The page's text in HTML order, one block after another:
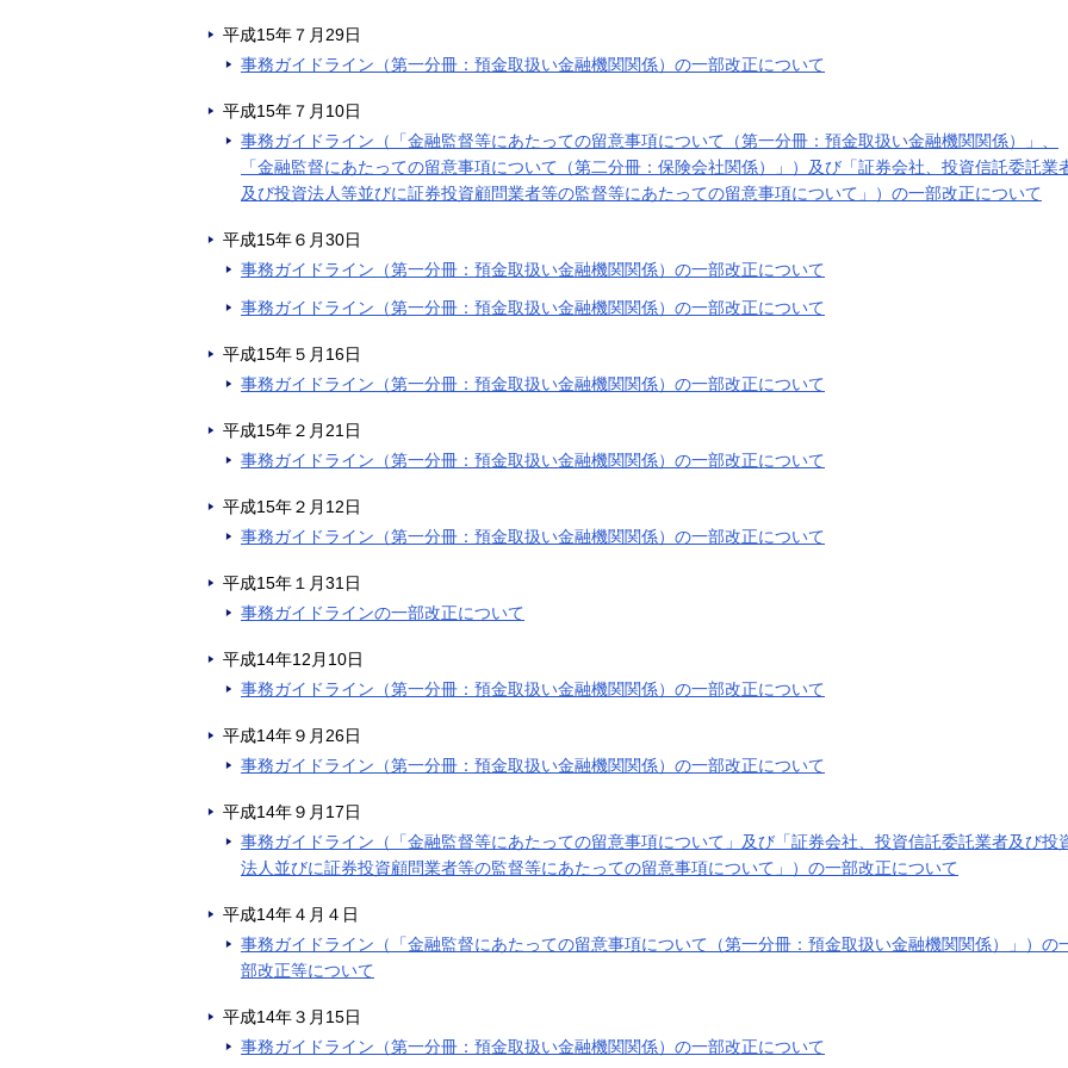
平成15年７月29日
事務ガイドライン（第一分冊：預金取扱い金融機関関係）の一部改正について
平成15年７月10日
事務ガイドライン（「金融監督等にあたっての留意事項について（第一分冊：預金取扱い金融機関関係）」、
「金融監督にあたっての留意事項について（第二分冊：保険会社関係）」）及び「証券会社、投資信託委託業
及び投資法人等並びに証券投資顧問業者等の監督等にあたっての留意事項について」）の一部改正について
平成15年６月30日
事務ガイドライン（第一分冊：預金取扱い金融機関関係）の一部改正について
事務ガイドライン（第一分冊：預金取扱い金融機関関係）の一部改正について
平成15年５月16日
事務ガイドライン（第一分冊：預金取扱い金融機関関係）の一部改正について
平成15年２月21日
事務ガイドライン（第一分冊：預金取扱い金融機関関係）の一部改正について
平成15年２月12日
事務ガイドライン（第一分冊：預金取扱い金融機関関係）の一部改正について
平成15年１月31日
事務ガイドラインの一部改正について
平成14年12月10日
事務ガイドライン（第一分冊：預金取扱い金融機関関係）の一部改正について
平成14年９月26日
事務ガイドライン（第一分冊：預金取扱い金融機関関係）の一部改正について
平成14年９月17日
事務ガイドライン（「金融監督等にあたっての留意事項について」及び「証券会社、投資信託委託業者及び投
法人並びに証券投資顧問業者等の監督等にあたっての留意事項について」）の一部改正について
平成14年４月４日
事務ガイドライン（「金融監督にあたっての留意事項について（第一分冊：預金取扱い金融機関関係）」）の
部改正等について
平成14年３月15日
事務ガイドライン（第一分冊：預金取扱い金融機関関係）の一部改正について